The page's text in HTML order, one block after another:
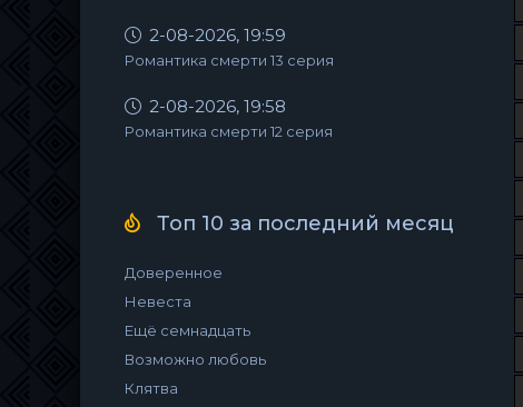
2-08-2026, 19:59
Романтика смерти 13 серия
2-08-2026, 19:58
Романтика смерти 12 серия
Топ 10 за последний месяц
Доверенное
Невеста
Ещё семнадцать
Возможно любовь
Клятва